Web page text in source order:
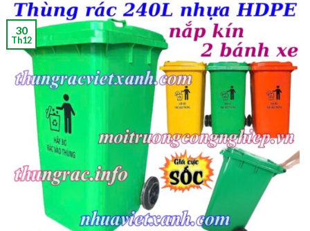
30
Th12